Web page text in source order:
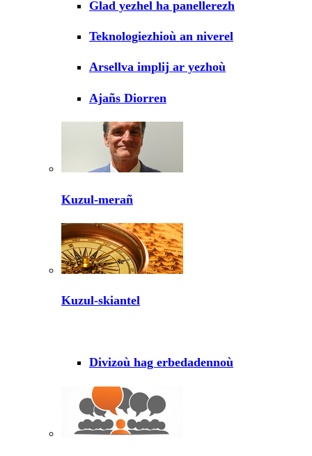
Glad yezhel ha panellerezh
Teknologiezhioù an niverel
Arsellva implij ar yezhoù
Ajañs Diorren
Kuzul-merañ
Kuzul-skiantel
Divizoù hag erbedadennoù